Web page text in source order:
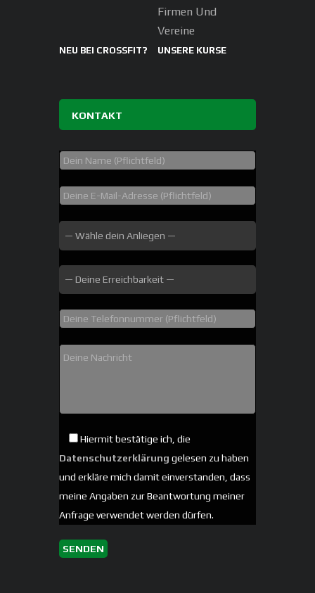
Firmen Und
Vereine
NEU BEI CROSSFIT? UNSERE KURSE
KONTAKT
Hiermit bestätige ich, die
Datenschutzerklärung gelesen zu haben
und erkläre mich damit einverstanden, dass
meine Angaben zur Beantwortung meiner
Anfrage verwendet werden dürfen.